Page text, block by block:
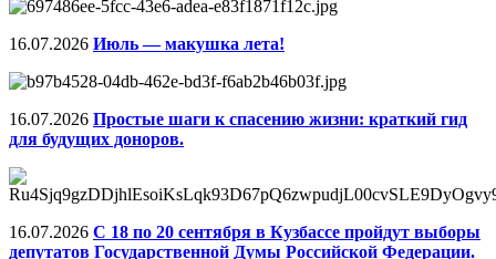
16.07.2026 Июль — макушка лета!
16.07.2026 Простые шаги к спасению жизни: краткий гид
для будущих доноров.
16.07.2026 С 18 по 20 сентября в Кузбассе пройдут выборы
депутатов Государственной Думы Российской Федерации.